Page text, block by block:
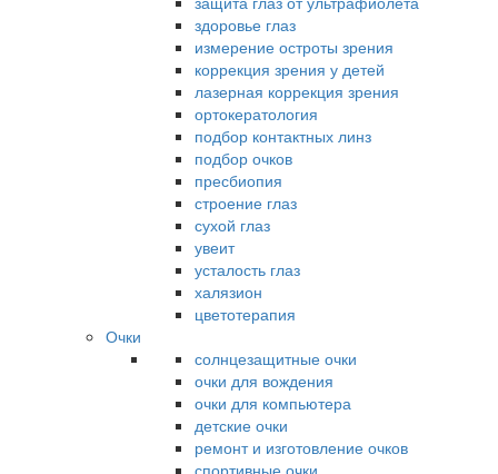
здоровье глаз
измерение остроты зрения
коррекция зрения у детей
лазерная коррекция зрения
ортокератология
подбор контактных линз
подбор очков
пресбиопия
строение глаз
сухой глаз
увеит
усталость глаз
халязион
цветотерапия
Очки
солнцезащитные очки
очки для вождения
очки для компьютера
детские очки
ремонт и изготовление очков